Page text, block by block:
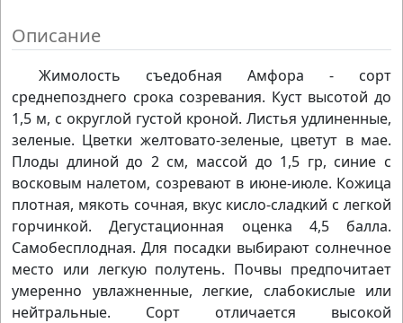
Описание
Жимолость съедобная Амфора - сорт
среднепозднего срока созревания. Куст высотой до
1,5 м, с округлой густой кроной. Листья удлиненные,
зеленые. Цветки желтовато-зеленые, цветут в мае.
Плоды длиной до 2 см, массой до 1,5 гр, синие с
восковым налетом, созревают в июне-июле. Кожица
плотная, мякоть сочная, вкус кисло-сладкий с легкой
горчинкой. Дегустационная оценка 4,5 балла.
Самобесплодная. Для посадки выбирают солнечное
место или легкую полутень. Почвы предпочитает
умеренно увлажненные, легкие, слабокислые или
нейтральные. Сорт отличается высокой